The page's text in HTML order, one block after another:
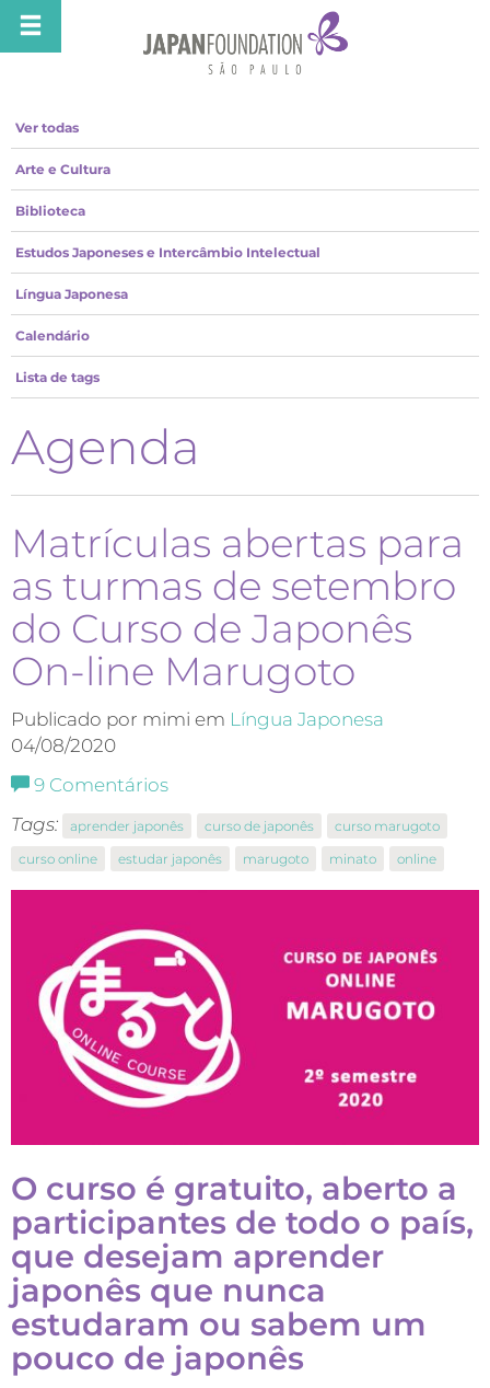
Ver todas
Arte e Cultura
Biblioteca
Estudos Japoneses e Intercâmbio Intelectual
Língua Japonesa
Calendário
Lista de tags
Agenda
Matrículas abertas para
as turmas de setembro
do Curso de Japonês
On-line Marugoto
Publicado por mimi em Língua Japonesa
04/08/2020
9 Comentários
Tags:
aprender japonês curso de japonês
curso marugoto
curso online
estudar japonês marugoto minato online
O curso é gratuito, aberto a
participantes de todo o país,
que desejam aprender
japonês que nunca
estudaram ou sabem um
pouco de japonês